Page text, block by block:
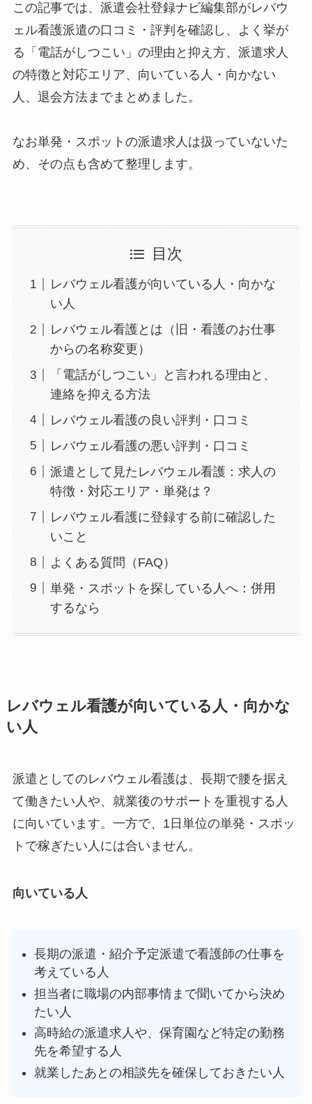
この記事では、派遣会社登録ナビ編集部がレバウ
ェル看護派遣の口コミ・評判を確認し、よく挙が
る「電話がしつこい」の理由と抑え方、派遣求人
の特徴と対応エリア、向いている人・向かない
人、退会方法までまとめました。
なお単発・スポットの派遣求人は扱っていないた
め、その点も含めて整理します。
目次
レバウェル看護が向いている人・向かな
い人
レバウェル看護とは（旧・看護のお仕事
からの名称変更）
「電話がしつこい」と言われる理由と、
連絡を抑える方法
レバウェル看護の良い評判・口コミ
レバウェル看護の悪い評判・口コミ
派遣として見たレバウェル看護：求人の
特徴・対応エリア・単発は？
レバウェル看護に登録する前に確認した
いこと
よくある質問（FAQ）
単発・スポットを探している人へ：併用
するなら
レバウェル看護が向いている人・向かな
い人
派遣としてのレバウェル看護は、長期で腰を据え
て働きたい人や、就業後のサポートを重視する人
に向いています。一方で、1日単位の単発・スポッ
トで稼ぎたい人には合いません。
向いている人
長期の派遣・紹介予定派遣で看護師の仕事を
考えている人
担当者に職場の内部事情まで聞いてから決め
たい人
高時給の派遣求人や、保育園など特定の勤務
先を希望する人
就業したあとの相談先を確保しておきたい人